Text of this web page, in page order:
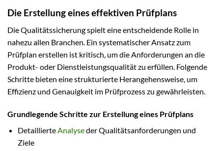
Die Erstellung eines effektiven Prüfplans
Die Qualitätssicherung spielt eine entscheidende Rolle in
nahezu allen Branchen. Ein systematischer Ansatz zum
Prüfplan erstellen ist kritisch, um die Anforderungen an die
Produkt- oder Dienstleistungsqualität zu erfüllen. Folgende
Schritte bieten eine strukturierte Herangehensweise, um
Effizienz und Genauigkeit im Prüfprozess zu gewährleisten.
Grundlegende Schritte zur Erstellung eines Prüfplans
DetaillierteAnalyseder Qualitätsanforderungen und
Ziele